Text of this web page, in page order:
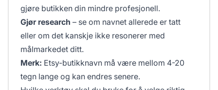
gjøre butikken din mindre profesjonell.
Gjør research – se om navnet allerede er tatt
eller om det kanskje ikke resonerer med
målmarkedet ditt.
Merk: Etsy-butikknavn må være mellom 4-20
tegn lange og kan endres senere.